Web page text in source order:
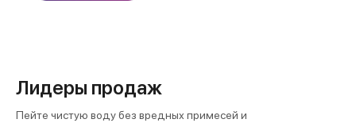
Лидеры продаж
Пейте чистую воду без вредных примесей и